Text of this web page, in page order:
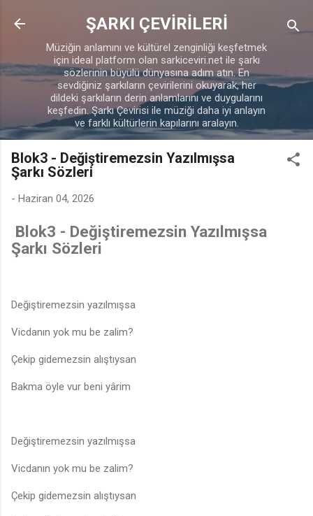
Ana içeriğe atla
ŞARKI ÇEVİRİLERİ
Müziğin anlamını ve kültürel zenginliği keşfetmek
için ideal platform olan sarkiceviri.net ile şarkı
sözlerinin büyülü dünyasına adım atın. En
sevdiğiniz şarkıların çevirilerini okuyarak, her
dildeki şarkıların derin anlamlarını ve duygularını
keşfedin. Şarkı Çevirisi ile müziği daha iyi anlayın
ve farklı kültürlerin kapılarını aralayın.
Blok3 - Değiştiremezsin Yazılmışsa
Şarkı Sözleri
- Haziran 04, 2026
Blok3 - Değiştiremezsin Yazılmışsa
Şarkı Sözleri
Değiştiremezsin yazılmışsa
Vicdanın yok mu be zalim?
Çekip gidemezsin alıştıysan
Bakma öyle vur beni yârim
Değiştiremezsin yazılmışsa
Vicdanın yok mu be zalim?
Çekip gidemezsin alıştıysan